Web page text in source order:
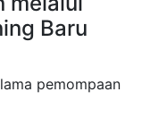
Baru
pemompaan